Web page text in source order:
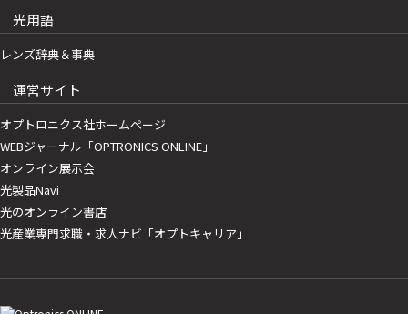
光用語
レンズ辞典＆事典
運営サイト
オプトロニクス社ホームページ
WEBジャーナル「OPTRONICS ONLINE」
オンライン展示会
光製品Navi
光のオンライン書店
光産業専門求職・求人ナビ「オプトキャリア」